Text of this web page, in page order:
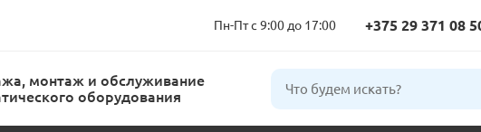
Пн-Пт с 9:00 до 17:00 +375 29 371 08
монтаж и обслуживание
оборудования